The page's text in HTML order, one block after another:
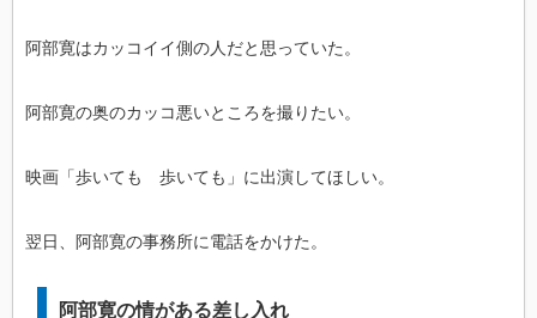
阿部寛はカッコイイ側の人だと思っていた。
阿部寛の奥のカッコ悪いところを撮りたい。
映画「歩いても 歩いても」に出演してほしい。
翌日、阿部寛の事務所に電話をかけた。
阿部寛の情がある差し入れ